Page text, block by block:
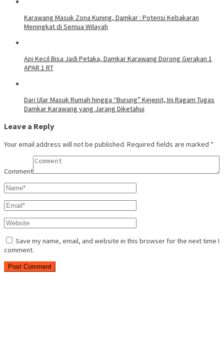
Karawang Masuk Zona Kuning, Damkar : Potensi Kebakaran
Meningkat di Semua Wilayah
Api Kecil Bisa Jadi Petaka, Damkar Karawang Dorong Gerakan 1
APAR 1 RT
Dari Ular Masuk Rumah hingga “Burung” Kejepit, Ini Ragam Tugas
Damkar Karawang yang Jarang Diketahui
Leave a Reply
Your email address will not be published. Required fields are marked *
Comment
Save my name, email, and website in this browser for the next time I
comment.